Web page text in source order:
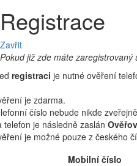
Registrace
Zavřit
Pokud již zde máte
registraci je nutné ověření
je zdarma.
číslo nebude nikde
telefon je následně zaslán
je možné pouze z českého
Mobilní číslo